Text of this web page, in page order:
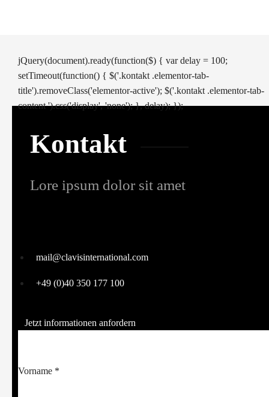
jQuery(document).ready(function($) { var delay = 100;
setTimeout(function() { $('.kontakt .elementor-tab-
title').removeClass('elementor-active'); $('.kontakt .elementor-tab-
content ').css('display', 'none'); }, delay); });
Kontakt
Lore ipsum dolor sit amet​
mail@clavisinternational.com
+49 (0)40 350 177 100
Jetzt informationen anfordern
Vorname *